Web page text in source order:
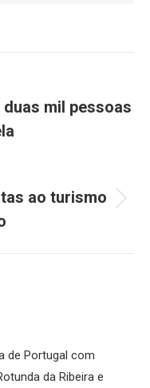
mil pessoas
ao turismo
de Portugal com
da Ribeira e